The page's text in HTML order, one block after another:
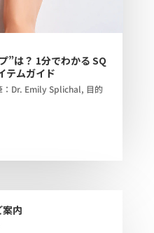
”は？ 1分でわかる SQ
テムガイド
：Dr. Emily Splichal, 目的
内